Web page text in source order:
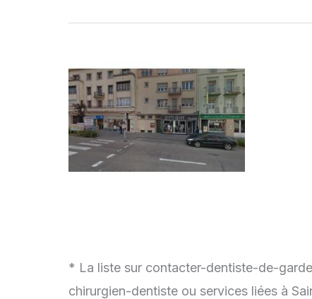
* La liste sur contacter-dentiste-de-
chirurgien-dentiste ou services liées à